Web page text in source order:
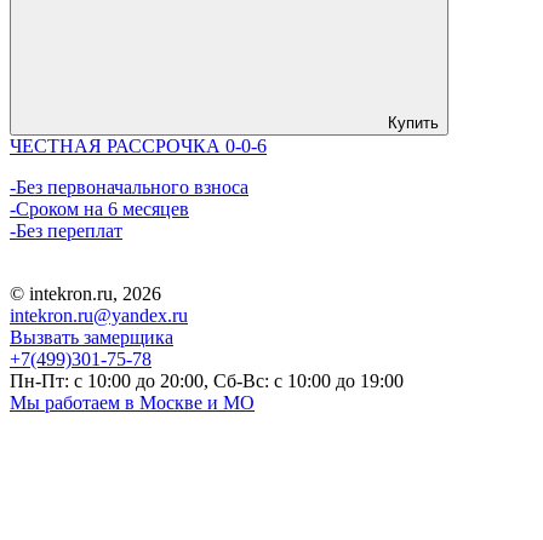
Купить
ЧЕСТНАЯ РАССРОЧКА 0-0-6
-Без первоначального взноса
-Сроком на 6 месяцев
-Без переплат
© intekron.ru, 2026
intekron.ru@yandex.ru
Вызвать замерщика
+7(499)301-75-78
Пн-Пт: с 10:00 до 20:00, Сб-Вс: с 10:00 до 19:00
Мы работаем в Москве и МО